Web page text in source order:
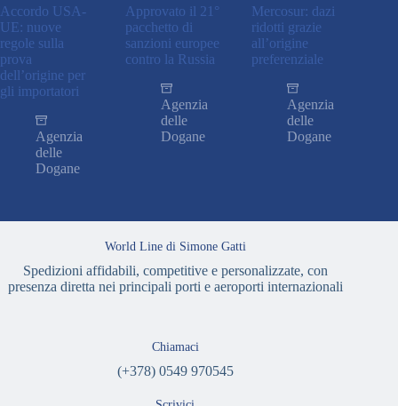
Accordo USA-
UE: nuove
regole sulla
prova
dell’origine per
gli importatori
Agenzia
delle
Dogane
Approvato il 21°
pacchetto di
sanzioni europee
contro la Russia
Agenzia
delle
Dogane
Mercosur: dazi
ridotti grazie
all’origine
preferenziale
Agenzia
delle
Dogane
World Line di Simone Gatti
Spedizioni affidabili, competitive e personalizzate, con
presenza diretta nei principali porti e aeroporti internazionali
Chiamaci
(+378) 0549 970545